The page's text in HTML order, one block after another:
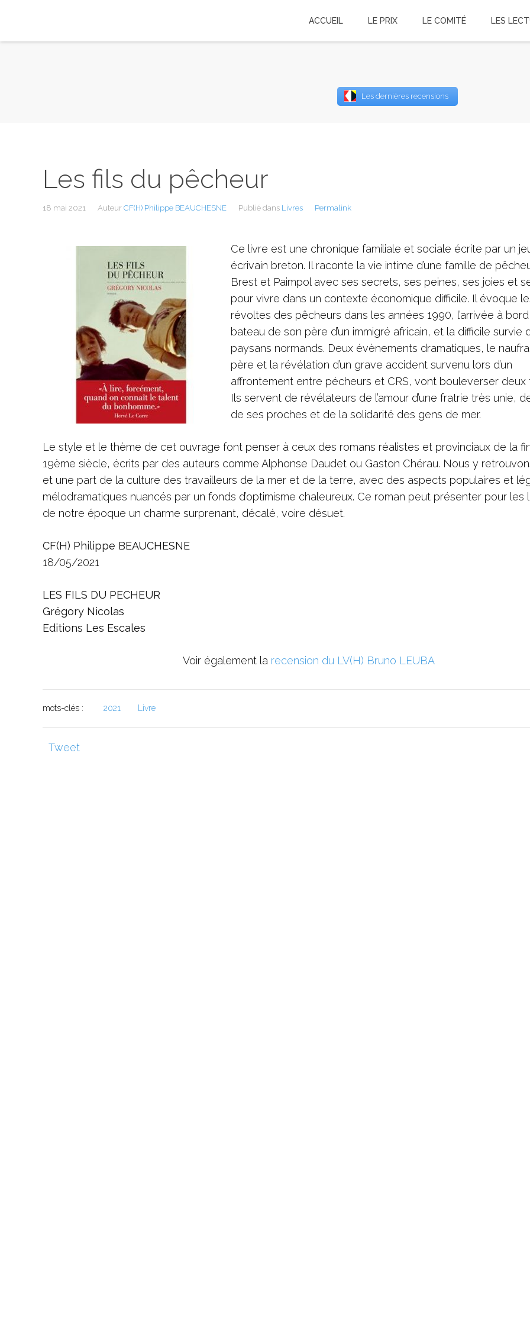
Les dernières recensions
Les fils du pêcheur
18 mai 2021 Auteur CF(H) Philippe BEAUCHESNE Publié dans Livres Permalink
Ce livre est une chronique familiale et sociale écrite par un
écrivain breton. Il raconte la vie intime d’une famille de
Brest et Paimpol avec ses secrets, ses peines, ses joies et
pour vivre dans un contexte économique difficile. Il évoque
révoltes des pêcheurs dans les années 1990, l’arrivée à
bateau de son père d’un immigré africain, et la difficile survie
paysans normands. Deux évènements dramatiques, le
père et la révélation d’un grave accident survenu lors d’un
affrontement entre pécheurs et CRS, vont bouleverser deux
Ils servent de révélateurs de l’amour d’une fratrie très unie, de
de ses proches et de la solidarité des gens de mer.
Le style et le thème de cet ouvrage font penser à ceux des romans réalistes et provinciaux de la
19ème siècle, écrits par des auteurs comme Alphonse Daudet ou Gaston Chérau. Nous y
et une part de la culture des travailleurs de la mer et de la terre, avec des aspects populaires et
mélodramatiques nuancés par un fonds d’optimisme chaleureux. Ce roman peut présenter pour les
de notre époque un charme surprenant, décalé, voire désuet.
CF(H) Philippe BEAUCHESNE
18/05/2021
LES FILS DU PECHEUR
Grégory Nicolas
Editions Les Escales
Voir également la recension du LV(H) Bruno LEUBA
mots-clés : 2021 Livre
Tweet
Password
ACCUEIL LE PRIX LE COMITÉ LES